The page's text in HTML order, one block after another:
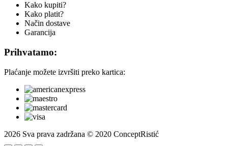
Kako kupiti?
Kako platit?
Način dostave
Garancija
Prihvatamo:
Plaćanje možete izvršiti preko kartica:
2026 Sva prava zadržana © 2020 СonceptRistić